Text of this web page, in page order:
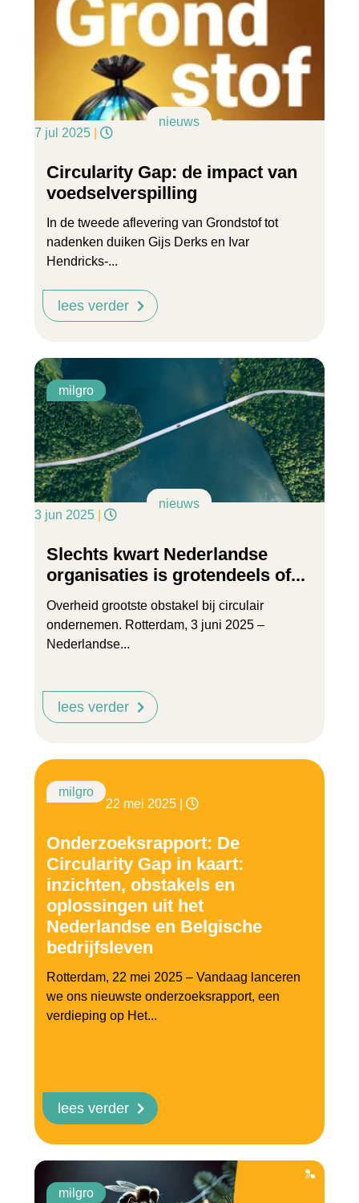
nieuws
7 jul 2025
Circularity Gap: de impact van
voedselverspilling
In de tweede aflevering van Grondstof tot
nadenken duiken Gijs Derks en Ivar
Hendricks-...
lees verder
milgro
nieuws
3 jun 2025
Slechts kwart Nederlandse
organisaties is grotendeels of...
Overheid grootste obstakel bij circulair
ondernemen. Rotterdam, 3 juni 2025 –
Nederlandse...
lees verder
milgro
22 mei 2025
Onderzoeksrapport: De
Circularity Gap in kaart:
inzichten, obstakels en
oplossingen uit het
Nederlandse en Belgische
bedrijfsleven
Rotterdam, 22 mei 2025 – Vandaag lanceren
we ons nieuwste onderzoeksrapport, een
verdieping op Het...
lees verder
milgro